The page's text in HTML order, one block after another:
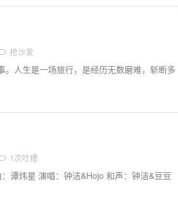
抢沙发
人生是一场旅行，是经历无数磨难，斩断多
1次吐槽
谭炜星 演唱：钟洁&Hojo 和声：钟洁&豆豆